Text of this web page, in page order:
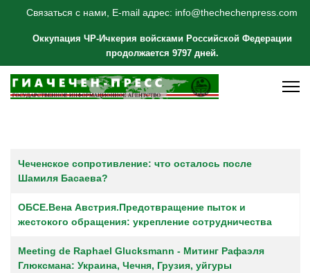
Связаться с нами, E-mail адрес: info@thechechenpress.com
Оккупация ЧР-Ичкерия войсками Российской Федерации
продолжается 9797 дней.
Заголовок
Чеченское сопротивление: что осталось после
Шамиля Басаева?
ОБСЕ.Вена Австрия.Предотвращение пыток и
жестокого обращения: укрепление сотрудничества
Meeting de Raphael Glucksmann - Митинг Рафаэля
Глюксмана: Украина, Чечня, Грузия, уйгуры